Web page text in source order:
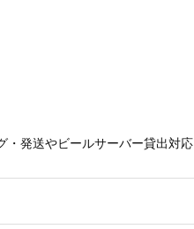
・発送やビールサーバー貸出対応